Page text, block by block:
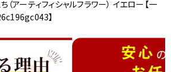
アーティフィシャルフラワー） イエロー【一
】